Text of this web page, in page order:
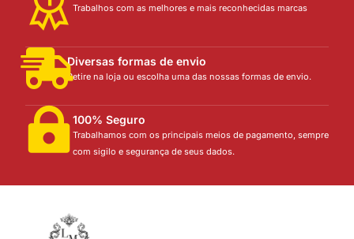
Trabalhos com as melhores e mais reconhecidas marcas
Diversas formas de envio
Retire na loja ou escolha uma das nossas formas de envio.
100% Seguro
Trabalhamos com os principais meios de pagamento, sempre
com sigilo e segurança de seus dados.